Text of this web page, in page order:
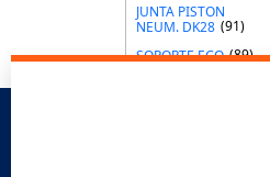
JUNTA PISTON
NEUM. DK28 (91)
SOPORTE ECO(89)